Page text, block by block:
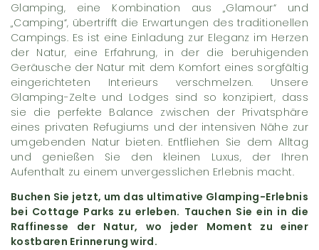
Glamping, eine Kombination aus „Glamour“ und
„Camping“, übertrifft die Erwartungen des traditionellen
Campings. Es ist eine Einladung zur Eleganz im Herzen
der Natur, eine Erfahrung, in der die beruhigenden
Geräusche der Natur mit dem Komfort eines sorgfältig
eingerichteten Interieurs verschmelzen. Unsere
Glamping-Zelte und Lodges sind so konzipiert, dass
sie die perfekte Balance zwischen der Privatsphäre
eines privaten Refugiums und der intensiven Nähe zur
umgebenden Natur bieten. Entfliehen Sie dem Alltag
und genießen Sie den kleinen Luxus, der Ihren
Aufenthalt zu einem unvergesslichen Erlebnis macht.
Buchen Sie jetzt, um das ultimative Glamping-Erlebnis
bei Cottage Parks zu erleben. Tauchen Sie ein in die
Raffinesse der Natur, wo jeder Moment zu einer
kostbaren Erinnerung wird.